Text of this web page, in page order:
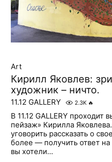
Art
Кирилл Яковлев:
художник – ничто.
11.12 GALLERY 2.3K 🔥
В 11.12 GALLERY проходит
пейзаж» Кирилла
уговорить рассказать о
более — получить ответ
вы хотели...